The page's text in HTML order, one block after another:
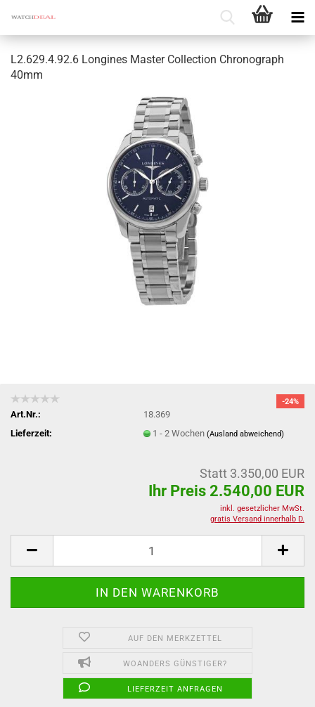
L2.629.4.92.6 Lon­gi­nes Mas­ter Collec­tion Chro­no­graph
40mm
-24%
Art.Nr.:
18.369
Lieferzeit:
1 - 2 Wochen(Ausland abweichend)
Statt 3.350,00 EUR
Ihr Preis 2.540,00 EUR
inkl. gesetzlicher MwSt.
gratis Versand innerhalb D.
AUF DEN MERKZETTEL
WOANDERS GÜNSTIGER?
LIEFERZEIT ANFRAGEN